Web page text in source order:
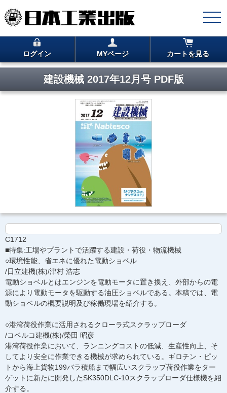
ログイン MYページ カートを見る
建設機械 2017年12月号 PDF版
C1712
■特集:工場やプラントで活躍する建設・荷役・物流機械
○環境性能、省エネに優れた電動ショベル
/日立建機(株)/津村 浩志
電動ショベルとはエンジンを電動モータに置き換え、外部からの電
源により電動モータを駆動する油圧ショベルである。本稿では、電
動ショベルの概要説明及び稼働現場を紹介する。
○港湾荷役作業に活用されるクローラ式スクラップローダ
/コベルコ建機(株)/榮田 昭彦
港湾荷役作業において、ランニングコストの低減、生産性向上、そ
してより安全に作業できる機械が求められている。ギロチン・ピッ
トから海上貨物199バラ積船まで幅広いスクラップ荷役作業をター
ゲットに新たに開発したSK350DLC-10スクラップローダ仕様機を紹
介する。